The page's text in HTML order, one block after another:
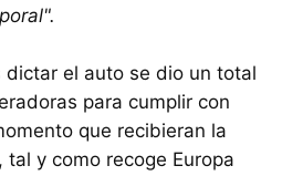
dictar el auto se dio un total
para cumplir con
que recibieran la
y como recoge Europa